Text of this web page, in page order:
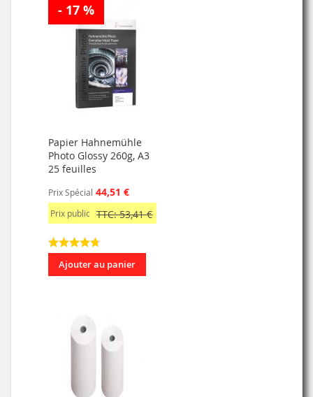
- 17 %
Papier Hahnemühle
Photo Glossy 260g, A3
25 feuilles
Prix Spécial 44,51 €
Prix public TTC: 53,41 €
Ajouter au panier